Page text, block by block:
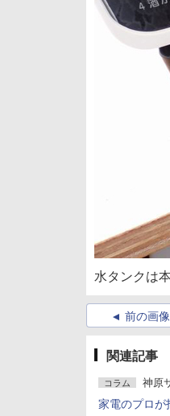
水タンクは
前の画像
関連記事
コラム 神原
家電のプロが